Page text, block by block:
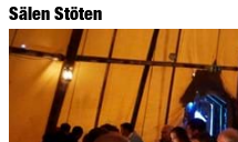
Sälen Stöten